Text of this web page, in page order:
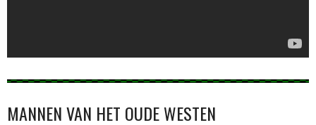
MANNEN VAN HET OUDE WESTEN